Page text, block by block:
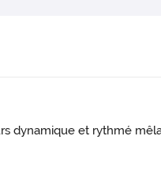
dynamique et rythmé